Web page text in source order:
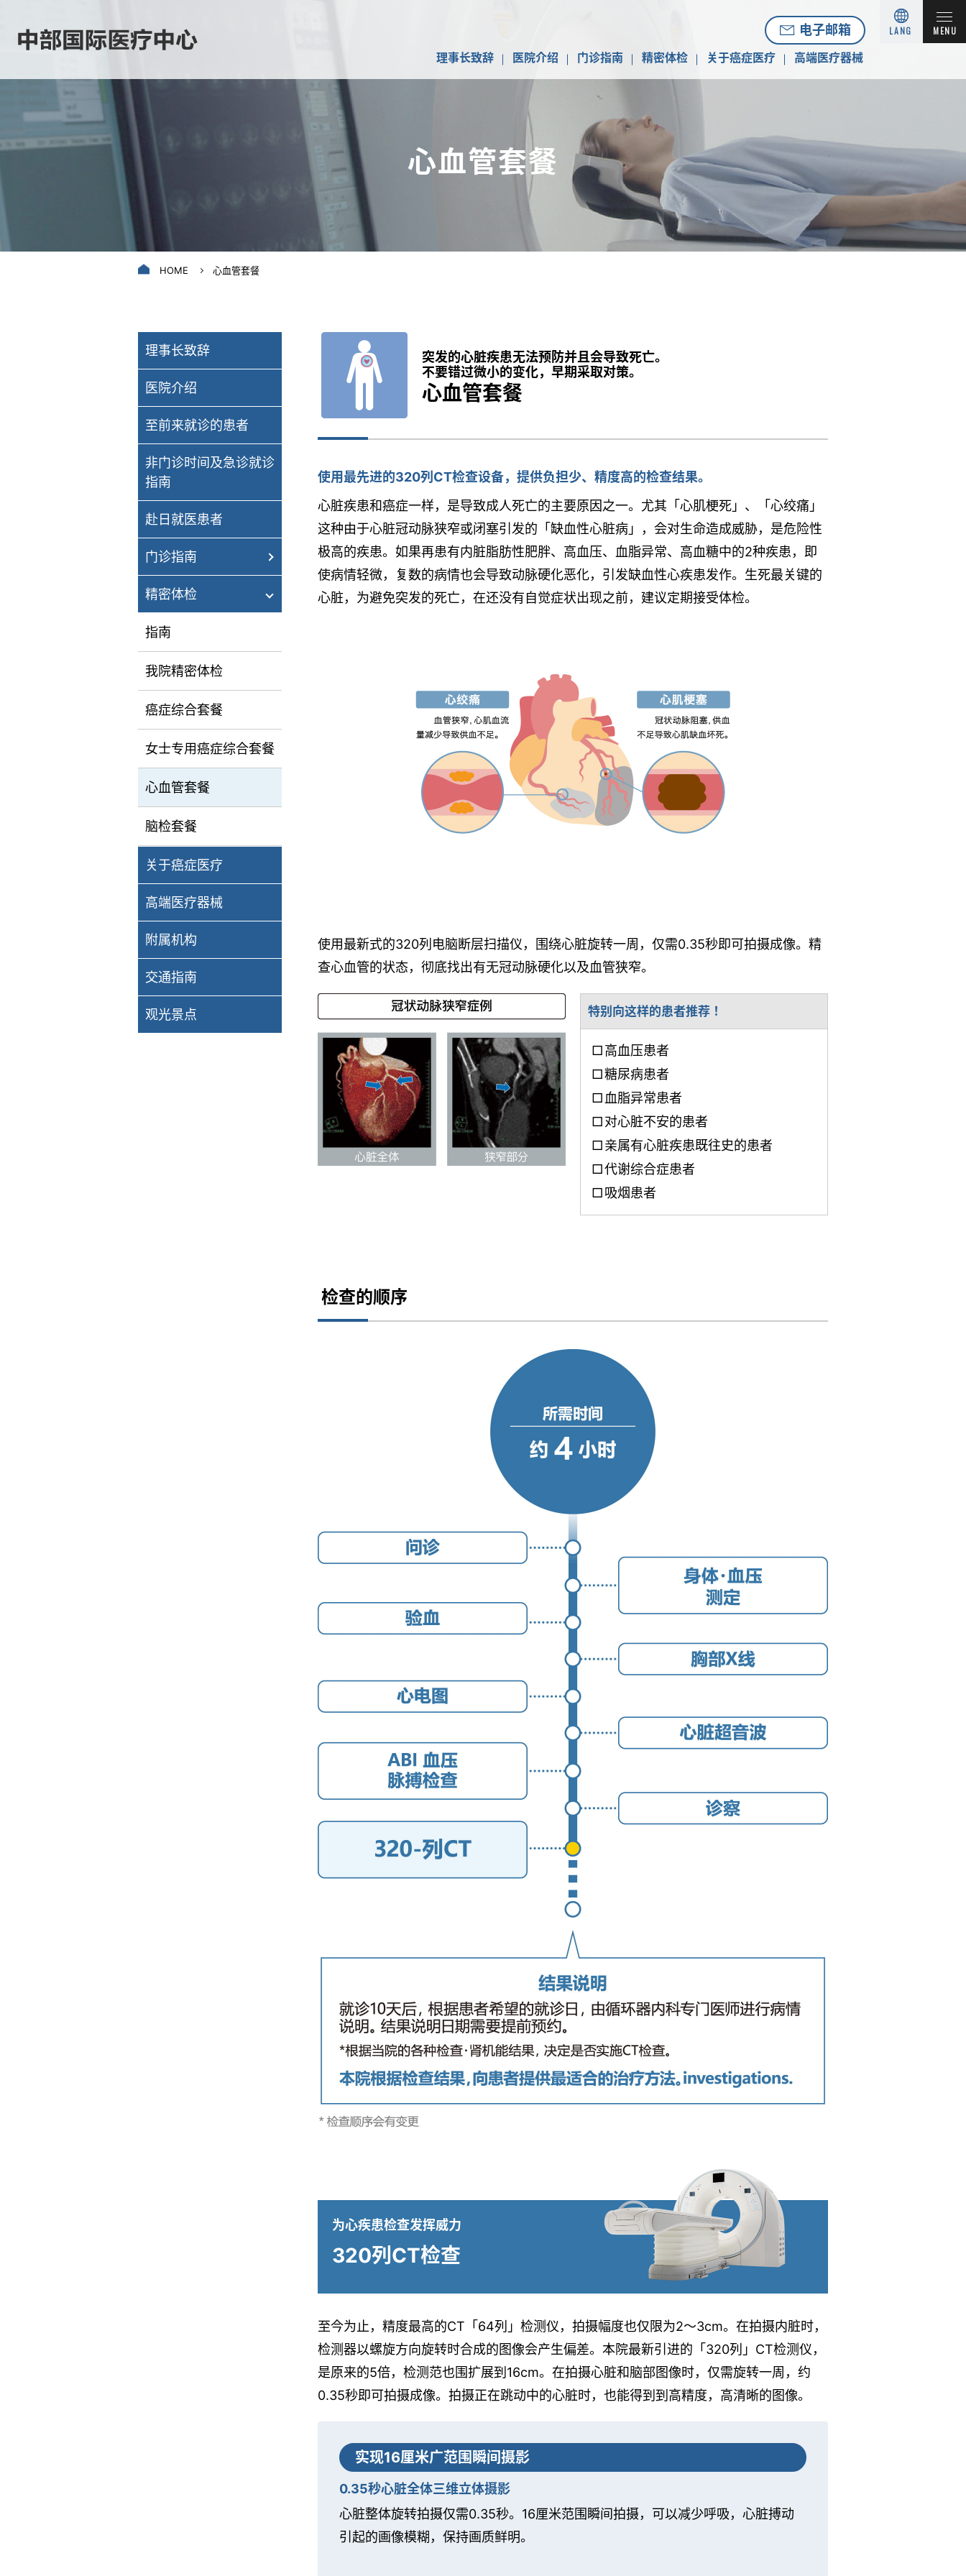
电子邮箱
理事长致辞 医院介绍 门诊指南 精密体检 关于癌症医疗 高端医疗器械
LANG MENU
心血管套餐
HOME 心血管套餐
突发的心脏疾患无法预防并且会导致死亡。
不要错过微小的变化，早期采取对策。
心血管套餐
使用最先进的320列CT检查设备，提供负担少、精度高的检查结果。
心脏疾患和癌症一样，是导致成人死亡的主要原因之一。尤其「心肌梗死」、「心绞痛」
这种由于心脏冠动脉狭窄或闭塞引发的「缺血性心脏病」，会对生命造成威胁，是危险性
极高的疾患。如果再患有内脏脂肪性肥胖、高血压、血脂异常、高血糖中的2种疾患，即
使病情轻微，复数的病情也会导致动脉硬化恶化，引发缺血性心疾患发作。生死最关键的
心脏，为避免突发的死亡，在还没有自觉症状出现之前，建议定期接受体检。
使用最新式的320列电脑断层扫描仪，围绕心脏旋转一周，仅需0.35秒即可拍摄成像。精
查心血管的状态，彻底找出有无冠动脉硬化以及血管狭窄。
特别向这样的患者推荐！
高血压患者
糖尿病患者
血脂异常患者
对心脏不安的患者
亲属有心脏疾患既往史的患者
代谢综合症患者
吸烟患者
检查的顺序
为心疾患检查发挥威力
320列CT检查
至今为止，精度最高的CT「64列」检测仪，拍摄幅度也仅限为2～3cm。在拍摄内脏时，
检测器以螺旋方向旋转时合成的图像会产生偏差。本院最新引进的「320列」CT检测仪，
是原来的5倍，检测范也围扩展到16cm。在拍摄心脏和脑部图像时，仅需旋转一周，约
0.35秒即可拍摄成像。拍摄正在跳动中的心脏时，也能得到到高精度，高清晰的图像。
实现16厘米广范围瞬间摄影
0.35秒心脏全体三维立体摄影
心脏整体旋转拍摄仅需0.35秒。16厘米范围瞬间拍摄，可以减少呼吸，心脏搏动
引起的画像模糊，保持画质鲜明。
理事长致辞
医院介绍
至前来就诊的患者
非门诊时间及急诊就诊
指南
赴日就医患者
门诊指南
精密体检
指南
我院精密体检
癌症综合套餐
女士专用癌症综合套餐
心血管套餐
脑检套餐
关于癌症医疗
高端医疗器械
附属机构
交通指南
观光景点